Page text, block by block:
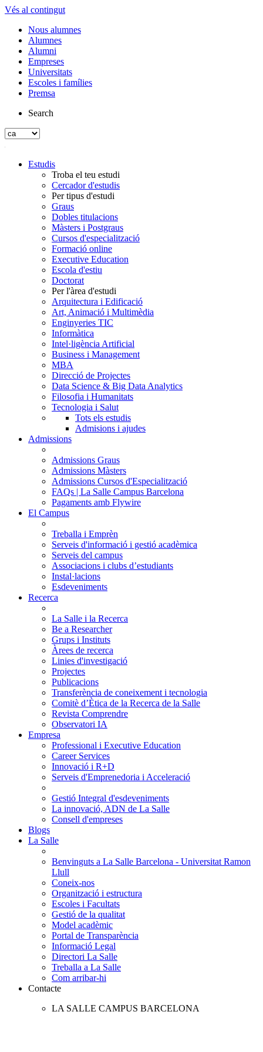
Vés al contingut
Nous alumnes
Alumnes
Alumni
Empreses
Universitats
Escoles i famílies
Premsa
Search
Estudis
Troba el teu estudi
Cercador d'estudis
Per tipus d'estudi
Graus
Dobles titulacions
Màsters i Postgraus
Cursos d'especialització
Formació online
Executive Education
Escola d'estiu
Doctorat
Per l'àrea d'estudi
Arquitectura i Edificació
Art, Animació i Multimèdia
Enginyeries TIC
Informàtica
Intel·ligència Artificial
Business i Management
MBA
Direcció de Projectes
Data Science & Big Data Analytics
Filosofia i Humanitats
Tecnologia i Salut
Tots els estudis
Admisions i ajudes
Admissions
Admissions Graus
Admissions Màsters
Admissions Cursos d'Especialització
FAQs | La Salle Campus Barcelona
Pagaments amb Flywire
El Campus
Treballa i Emprèn
Serveis d'informació i gestió acadèmica
Serveis del campus
Associacions i clubs d’estudiants
Instal·lacions
Esdeveniments
Recerca
La Salle i la Recerca
Be a Researcher
Grups i Instituts
Àrees de recerca
Linies d'investigació
Projectes
Publicacions
Transferència de coneixement i tecnologia
Comitè d’Ètica de la Recerca de la Salle
Revista Comprendre
Observatori IA
Empresa
Professional i Executive Education
Career Services
Innovació i R+D
Serveis d'Emprenedoria i Acceleració
Gestió Integral d'esdeveniments
La innovació, ADN de La Salle
Consell d'empreses
Blogs
La Salle
Benvinguts a La Salle Barcelona - Universitat Ramon
Llull
Coneix-nos
Organització i estructura
Escoles i Facultats
Gestió de la qualitat
Model acadèmic
Portal de Transparència
Informació Legal
Directori La Salle
Treballa a La Salle
Com arribar-hi
Contacte
LA SALLE CAMPUS BARCELONA